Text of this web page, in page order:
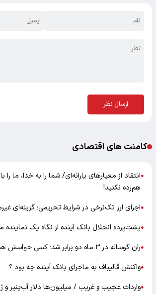
ارسال نظر
کامنت های اقتصادی
●انتقاد از معیارهای یارانه‌ای/ شما را به خدا، ما را
هم‌رده نکنید!
●اجرای ارز تک‌نرخی در شرایط تحریمی؛ گزینه‌ای
●پشت‌پرده انحلال بانک آینده از نگاه یک
●ران گوساله در ۳ ماه دو برابر شد؛ کسی حواسش هست؟
●واکنش قالیباف به ماجرای بانک آینده چه بود ؟
●واردات عجیب و غریب / میلیون‌ها دلار آب‌پنیر و